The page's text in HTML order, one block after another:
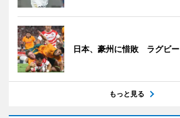
日本、豪州に惜敗 ラグビー
もっと見る